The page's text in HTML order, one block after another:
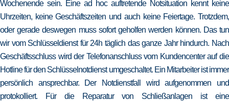
Wochenende sein. Eine ad hoc auftretende Notsituation kennt keine
Uhrzeiten, keine Geschäftszeiten und auch keine Feiertage. Trotzdem,
oder gerade deswegen muss sofort geholfen werden können. Das tun
wir vom Schlüsseldienst für 24h täglich das ganze Jahr hindurch. Nach
Geschäftsschluss wird der Telefonanschluss vom Kundencenter auf die
Hotline für den Schlüsselnotdienst umgeschaltet. Ein Mitarbeiter ist immer
persönlich ansprechbar. Der Notdienstfall wird aufgenommen und
protokolliert. Für die Reparatur von Schließanlagen ist eine